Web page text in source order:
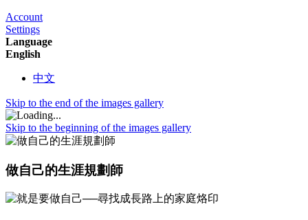
Account
Settings
Language
English
中文
Skip to the end of the images gallery
Skip to the beginning of the images gallery
做自己的生涯規劃師